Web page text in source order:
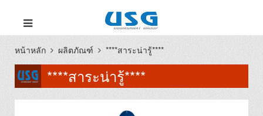
หน้าหลัก ผลิตภัณฑ์ ****สาระน่ารู้****
****สาระน่ารู้****